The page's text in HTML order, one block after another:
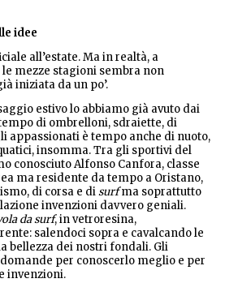
idee
all’estate. Ma in realtà, a
mezze stagioni sembra non
iniziata da un po’.
estivo lo abbiamo già avuto dai
di ombrelloni, sdraiette, di
appassionati è tempo anche di nuoto,
insomma. Tra gli sportivi del
conosciuto Alfonso Canfora, classe
ma residente da tempo a Oristano,
di corsa e disurfma soprattutto
invenzioni davvero geniali.
da surf, in vetroresina,
salendoci sopra e cavalcando le
bellezza dei nostri fondali. Gli
per conoscerlo meglio e per
invenzioni.